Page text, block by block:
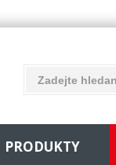
PRODUKTY